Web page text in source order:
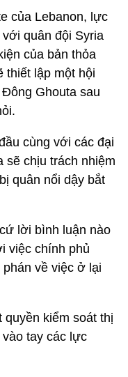
của Lebanon, lực
quân đội Syria
của bản thỏa
thiết lập một hội
Ghouta sau
cùng với các đại
sẽ chịu trách nhiệm
quân nổi dậy bắt
lời bình luận nào
việc chính phủ
về việc ở lại
quyền kiểm soát thị
tay các lực